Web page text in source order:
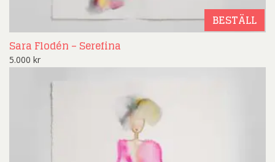
BESTÄLL
Sara Flodén – Serefina
5.000 kr